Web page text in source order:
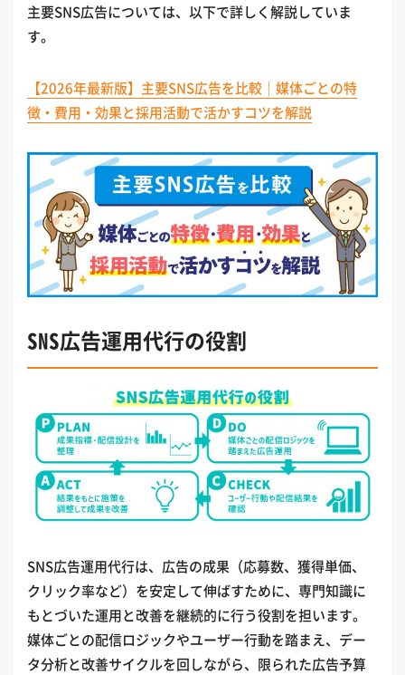
主要SNS広告については、以下で詳しく解説していま
す。
【2026年最新版】主要SNS広告を比較｜媒体ごとの特
徴・費用・効果と採用活動で活かすコツを解説
SNS広告運用代行の役割
SNS広告運用代行は、広告の成果（応募数、獲得単価、
クリック率など）を安定して伸ばすために、専門知識に
もとづいた運用と改善を継続的に行う役割を担います。
媒体ごとの配信ロジックやユーザー行動を踏まえ、デー
タ分析と改善サイクルを回しながら、限られた広告予算